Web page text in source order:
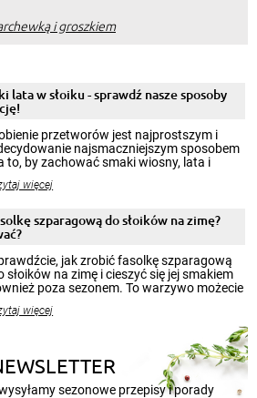
i groszkiem
lata w słoiku - sprawdź nasze sposoby
przetworów jest najprostszym i
najsmaczniejszym sposobem
to, by zachować smaki wiosny, lata i
by cieszyć nimi oko w sezonie
poczuć atmosferę cieplejszych
Przygotowanie słoików ze
zawartością musi obejmować
które pozwolą zachować świeżość
więcej
szparagową do słoików na zimę?
jak zrobić fasolkę szparagową
słoików na zimę i cieszyć się jej smakiem
poza sezonem. To warzywo możecie
propozycje!
więcej
sezonowe przepisy i porady